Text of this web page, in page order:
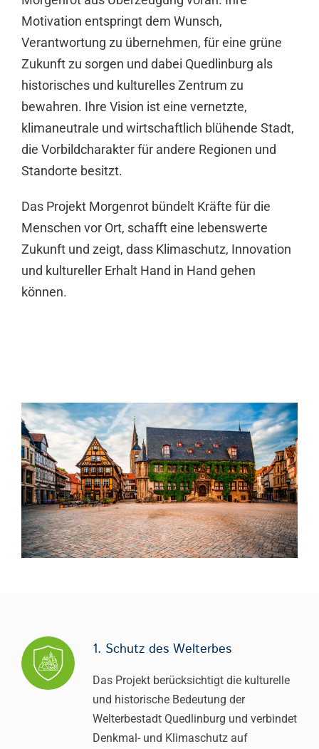
Motivation entspringt dem Wunsch,
Verantwortung zu übernehmen, für eine grüne
Zukunft zu sorgen und dabei Quedlinburg als
historisches und kulturelles Zentrum zu
bewahren. Ihre Vision ist eine vernetzte,
klimaneutrale und wirtschaftlich blühende Stadt,
die Vorbildcharakter für andere Regionen und
Standorte besitzt.
Das Projekt Morgenrot bündelt Kräfte für die
Menschen vor Ort, schafft eine lebenswerte
Zukunft und zeigt, dass Klimaschutz, Innovation
und kultureller Erhalt Hand in Hand gehen
können.
1. Schutz des Welterbes
Das Projekt berücksichtigt die kulturelle
und historische Bedeutung der
Welterbestadt Quedlinburg und verbindet
Denkmal- und Klimaschutz auf